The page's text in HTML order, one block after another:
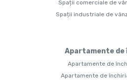
Spații comerciale de
Spații industriale de
Apartamente
Apartamente de
Apartamente de